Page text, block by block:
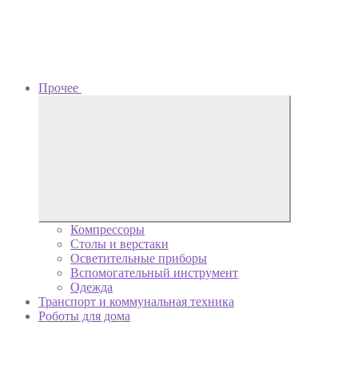
Прочее
Компрессоры
Столы и верстаки
Осветительные приборы
Вспомогательный инструмент
Одежда
Транспорт и коммунальная техника
Роботы для дома